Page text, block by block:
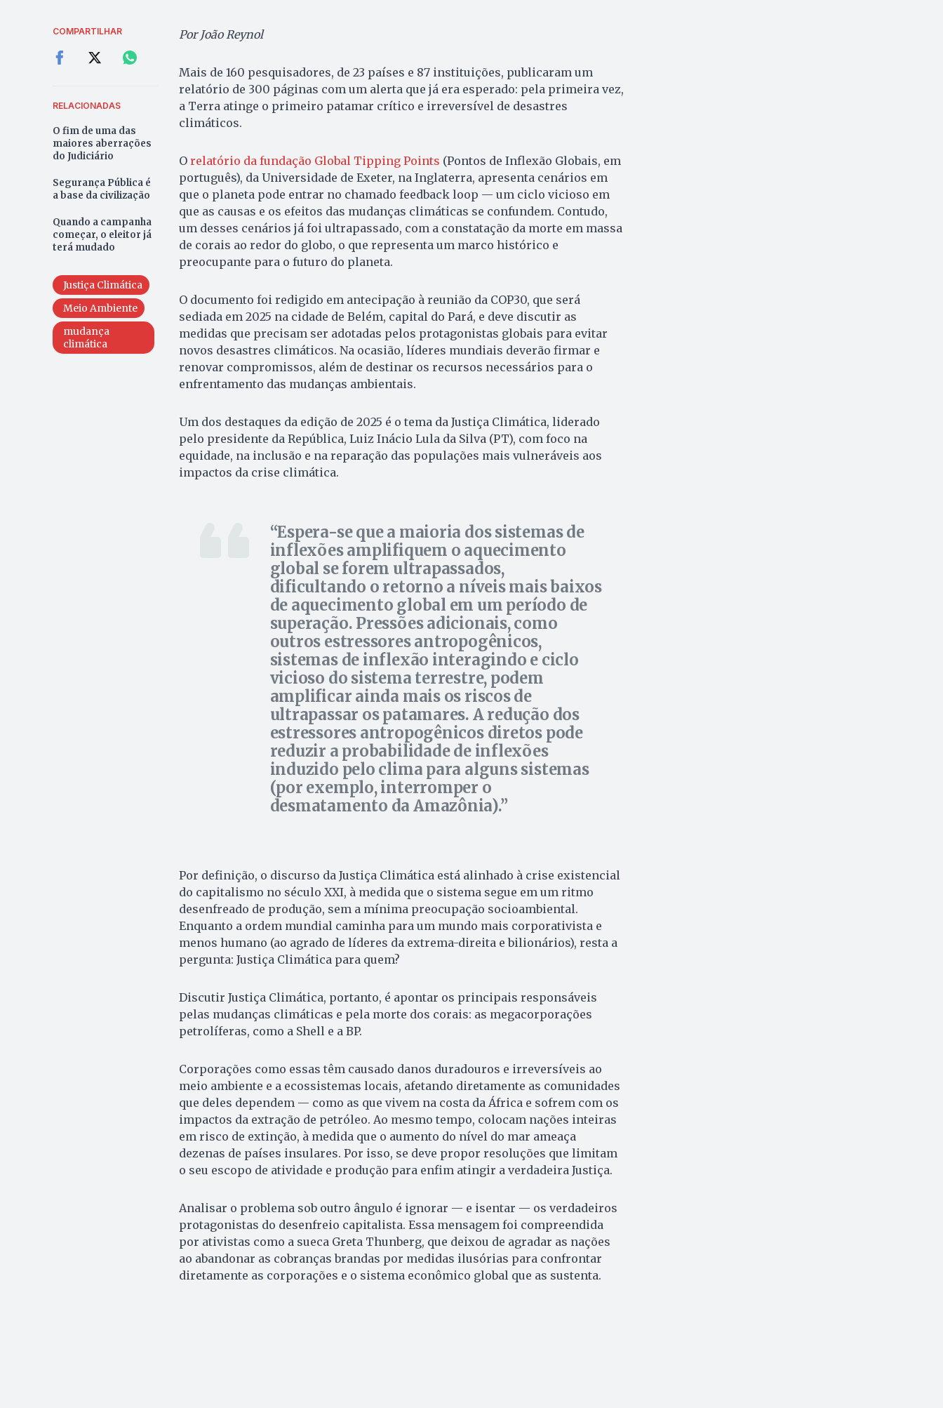
COMPARTILHAR
RELACIONADAS
O fim de uma das
maiores aberrações
do Judiciário
Segurança Pública é
a base da civilização
Quando a campanha
começar, o eleitor já
terá mudado
Justiça Climática
Meio Ambiente
mudança
climática
Por João Reynol
Mais de 160 pesquisadores, de 23 países e 87 instituições, publicaram um
relatório de 300 páginas com um alerta que já era esperado: pela primeira vez,
a Terra atinge o primeiro patamar crítico e irreversível de desastres
climáticos.
Orelatório da fundação Global Tipping Points (Pontos de Inflexão Globais, em
português), da Universidade de Exeter, na Inglaterra, apresenta cenários em
que o planeta pode entrar no chamado feedback loop — um ciclo vicioso em
que as causas e os efeitos das mudanças climáticas se confundem. Contudo,
um desses cenários já foi ultrapassado, com a constatação da morte em massa
de corais ao redor do globo, o que representa um marco histórico e
preocupante para o futuro do planeta.
O documento foi redigido em antecipação à reunião da COP30, que será
sediada em 2025 na cidade de Belém, capital do Pará, e deve discutir as
medidas que precisam ser adotadas pelos protagonistas globais para evitar
novos desastres climáticos. Na ocasião, líderes mundiais deverão firmar e
renovar compromissos, além de destinar os recursos necessários para o
enfrentamento das mudanças ambientais.
Um dos destaques da edição de 2025 é o tema da Justiça Climática, liderado
pelo presidente da República, Luiz Inácio Lula da Silva (PT), com foco na
equidade, na inclusão e na reparação das populações mais vulneráveis aos
impactos da crise climática.
Espera-se que a maioria dos sistemas de
inflexões amplifiquem o aquecimento
global se forem ultrapassados,
dificultando o retorno a níveis mais baixos
de aquecimento global em um período de
superação. Pressões adicionais, como
outros estressores antropogênicos,
sistemas de inflexão interagindo e ciclo
vicioso do sistema terrestre, podem
amplificar ainda mais os riscos de
ultrapassar os patamares. A redução dos
estressores antropogênicos diretos pode
reduzir a probabilidade de inflexões
induzido pelo clima para alguns sistemas
(por exemplo, interromper o
desmatamento da Amazônia).
Por definição, o discurso da Justiça Climática está alinhado à crise existencial
do capitalismo no século XXI, à medida que o sistema segue em um ritmo
desenfreado de produção, sem a mínima preocupação socioambiental.
Enquanto a ordem mundial caminha para um mundo mais corporativista e
menos humano (ao agrado de líderes da extrema-direita e bilionários), resta a
pergunta: Justiça Climática para quem?
Discutir Justiça Climática, portanto, é apontar os principais responsáveis
pelas mudanças climáticas e pela morte dos corais: as megacorporações
petrolíferas, como a Shell e a BP.
Corporações como essas têm causado danos duradouros e irreversíveis ao
meio ambiente e a ecossistemas locais, afetando diretamente as comunidades
que deles dependem — como as que vivem na costa da África e sofrem com os
impactos da extração de petróleo. Ao mesmo tempo, colocam nações inteiras
em risco de extinção, à medida que o aumento do nível do mar ameaça
dezenas de países insulares. Por isso, se deve propor resoluções que limitam
o seu escopo de atividade e produção para enfim atingir a verdadeira Justiça.
Analisar o problema sob outro ângulo é ignorar — e isentar — os verdadeiros
protagonistas do desenfreio capitalista. Essa mensagem foi compreendida
por ativistas como a sueca Greta Thunberg, que deixou de agradar as nações
ao abandonar as cobranças brandas por medidas ilusórias para confrontar
diretamente as corporações e o sistema econômico global que as sustenta.